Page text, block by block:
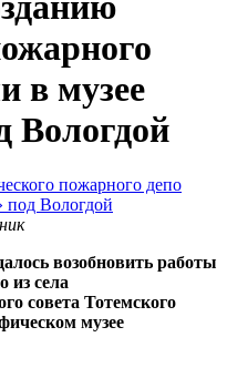
в музее
Вологдой
возобновить работы
из села
совета Тотемского
музее